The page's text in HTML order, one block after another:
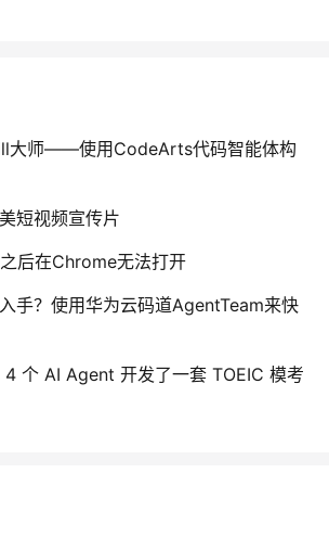
大师——使用CodeArts代码智能体构
短视频宣传片
后在Chrome无法打开
手？使用华为云码道AgentTeam来快
个 AI Agent 开发了一套 TOEIC 模考